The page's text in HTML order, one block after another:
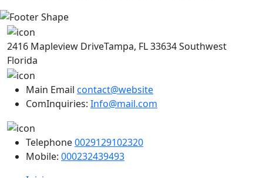
2416 Mapleview DriveTampa, FL 33634 Southwest
Florida
Main Email contact@website
ComInquiries: Info@mail.com
Telephone0029129102320
Mobile: 000232439493